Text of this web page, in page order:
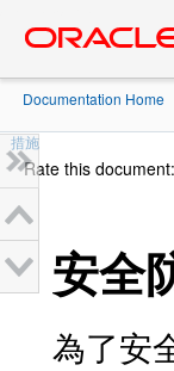
content
Documentation Home
措施
Rate this document:
安全
為了安